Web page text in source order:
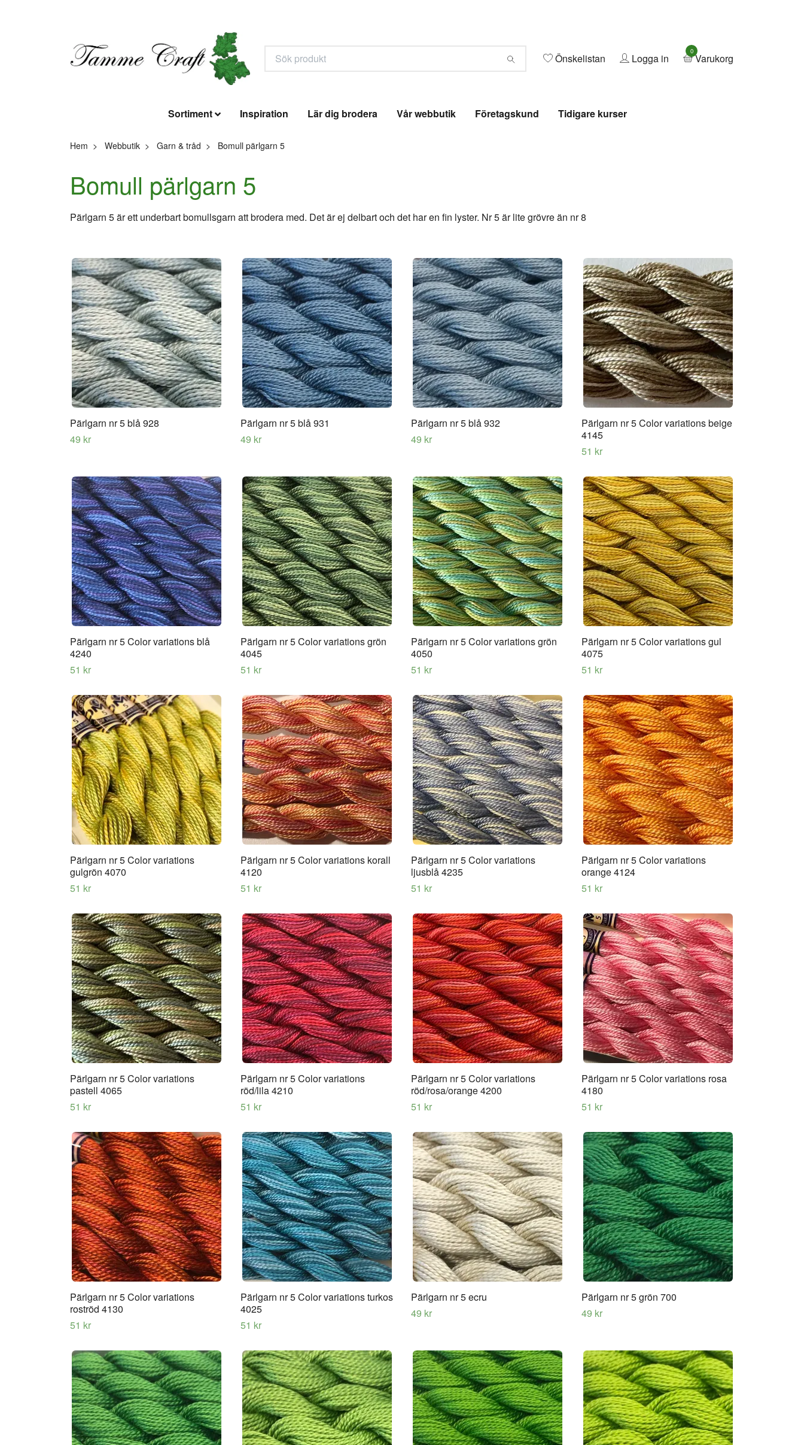
Önskelistan Logga in
0
Varukorg
Sortiment Inspiration Lär dig brodera Vår webbutik Företagskund Tidigare kurser
Hem Webbutik Garn & tråd Bomull pärlgarn 5
Bomull pärlgarn 5
Pärlgarn 5 är ett underbart bomullsgarn att brodera med. Det är ej delbart och det har en fin lyster. Nr 5 är lite grövre än nr 8
Pärlgarn nr 5 blå 928
49 kr
Pärlgarn nr 5 blå 931
49 kr
Pärlgarn nr 5 blå 932
49 kr
Pärlgarn nr 5 Color variations beige
4145
51 kr
Pärlgarn nr 5 Color variations blå
4240
51 kr
Pärlgarn nr 5 Color variations grön
4045
51 kr
Pärlgarn nr 5 Color variations grön
4050
51 kr
Pärlgarn nr 5 Color variations gul
4075
51 kr
Pärlgarn nr 5 Color variations
gulgrön 4070
51 kr
Pärlgarn nr 5 Color variations korall
4120
51 kr
Pärlgarn nr 5 Color variations
ljusblå 4235
51 kr
Pärlgarn nr 5 Color variations
orange 4124
51 kr
Pärlgarn nr 5 Color variations
pastell 4065
51 kr
Pärlgarn nr 5 Color variations
röd/lila 4210
51 kr
Pärlgarn nr 5 Color variations
röd/rosa/orange 4200
51 kr
Pärlgarn nr 5 Color variations rosa
4180
51 kr
Pärlgarn nr 5 Color variations
roströd 4130
51 kr
Pärlgarn nr 5 Color variations turkos
4025
51 kr
Pärlgarn nr 5 ecru
49 kr
Pärlgarn nr 5 grön 700
49 kr